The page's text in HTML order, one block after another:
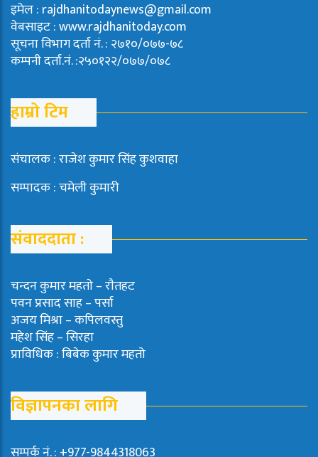
इमेल : rajdhanitodaynews@gmail.com
वेबसाइट : www.rajdhanitoday.com
सूचना विभाग दर्ता नं. : २७१०/०७७-७८
कम्पनी दर्ता.नं. :२५०१२२/०७७/०७८
हाम्रो टिम
संचालक : राजेश कुमार सिंह कुशवाहा
सम्पादक : चमेली कुमारी
संवाददाता :
चन्दन कुमार महताे – राैतहट
पवन प्रसाद साह – पर्सा
अजय मिश्रा – कपिलवस्तु
महेश सिंह – सिरहा
प्राविधिक : बिबेक कुमार महतो
विज्ञापनका लागि